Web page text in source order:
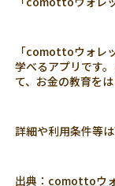
「comottoウォレ
学べるアプリです
て、お金の教育を
詳細や利用条件等
出典： comottoウ